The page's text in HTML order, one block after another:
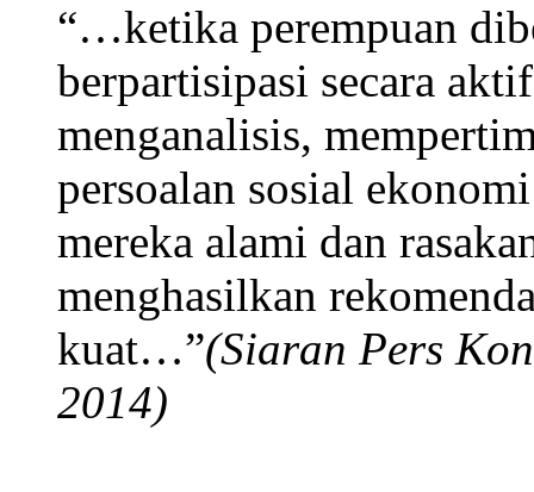
“…ketika perempuan
berpartisipasi secara
menganalisis,
persoalan sosial
mereka alami dan
menghasilkan
kuat…”(Siaran Pers
2014)